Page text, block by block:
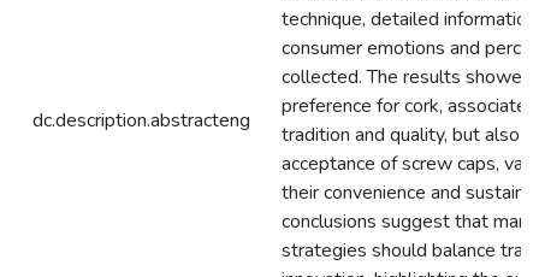
dc.description.abstracteng
technique, detailed
consumer emotions and
collected. The results showed
preference for cork,
tradition and quality, but also
acceptance of screw caps,
their convenience and
conclusions suggest that
strategies should balance